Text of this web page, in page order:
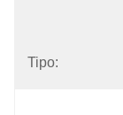
Tipo: